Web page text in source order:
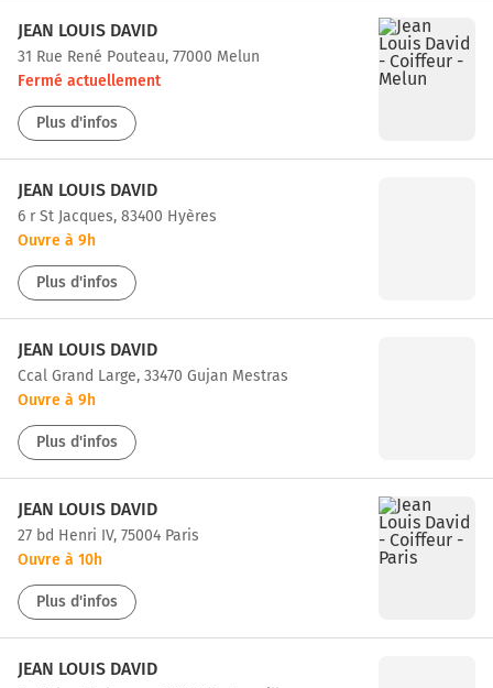
JEAN LOUIS DAVID
31 Rue René Pouteau, 77000 Melun
Fermé actuellement
Plus d'infos
JEAN LOUIS DAVID
6 r St Jacques, 83400 Hyères
Ouvre à 9h
Plus d'infos
JEAN LOUIS DAVID
ccal Grand Large, 33470 Gujan Mestras
Ouvre à 9h
Plus d'infos
JEAN LOUIS DAVID
27 bd Henri IV, 75004 Paris
Ouvre à 10h
Plus d'infos
JEAN LOUIS DAVID